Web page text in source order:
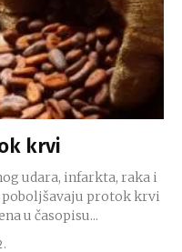
krvi
udara, infarkta, raka i
poboljšavaju protok krvi
u časopisu...